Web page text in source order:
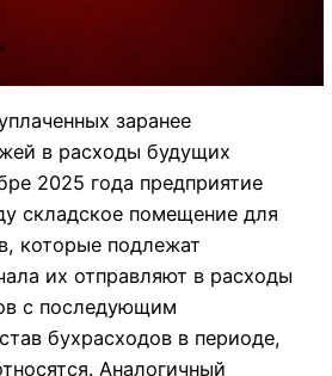
заранее
в расходы будущих
2025 года предприятие
складское помещение для
которые подлежат
их отправляют в расходы
с последующим
бухрасходов в периоде,
Аналогичный